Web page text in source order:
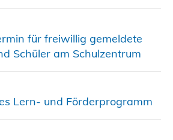
für freiwillig gemeldete
Schüler am Schulzentrum
Lern- und Förderprogramm